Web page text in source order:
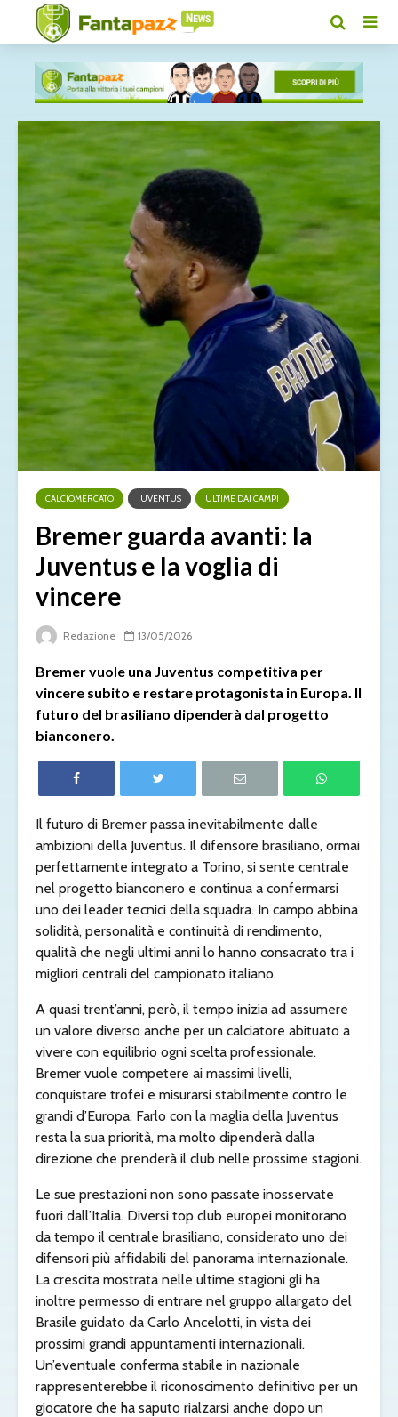
CALCIOMERCATO JUVENTUS ULTIME DAI CAMPI
Bremer guarda avanti: la
Juventus e la voglia di
vincere
Redazione 13/05/2026
Bremer vuole una Juventus competitiva per
vincere subito e restare protagonista in Europa. Il
futuro del brasiliano dipenderà dal progetto
bianconero.
Il futuro di Bremer passa inevitabilmente dalle
ambizioni della Juventus. Il difensore brasiliano, ormai
perfettamente integrato a Torino, si sente centrale
nel progetto bianconero e continua a confermarsi
uno dei leader tecnici della squadra. In campo abbina
solidità, personalità e continuità di rendimento,
qualità che negli ultimi anni lo hanno consacrato tra i
migliori centrali del campionato italiano.
A quasi trent’anni, però, il tempo inizia ad assumere
un valore diverso anche per un calciatore abituato a
vivere con equilibrio ogni scelta professionale.
Bremer vuole competere ai massimi livelli,
conquistare trofei e misurarsi stabilmente contro le
grandi d’Europa. Farlo con la maglia della Juventus
resta la sua priorità, ma molto dipenderà dalla
direzione che prenderà il club nelle prossime stagioni.
Le sue prestazioni non sono passate inosservate
fuori dall’Italia. Diversi top club europei monitorano
da tempo il centrale brasiliano, considerato uno dei
difensori più affidabili del panorama internazionale.
La crescita mostrata nelle ultime stagioni gli ha
inoltre permesso di entrare nel gruppo allargato del
Brasile guidato da Carlo Ancelotti, in vista dei
prossimi grandi appuntamenti internazionali.
Un’eventuale conferma stabile in nazionale
rappresenterebbe il riconoscimento definitivo per un
giocatore che ha saputo rialzarsi anche dopo un